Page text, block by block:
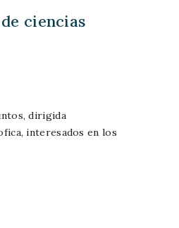
ciencias
dirigida
interesados en los